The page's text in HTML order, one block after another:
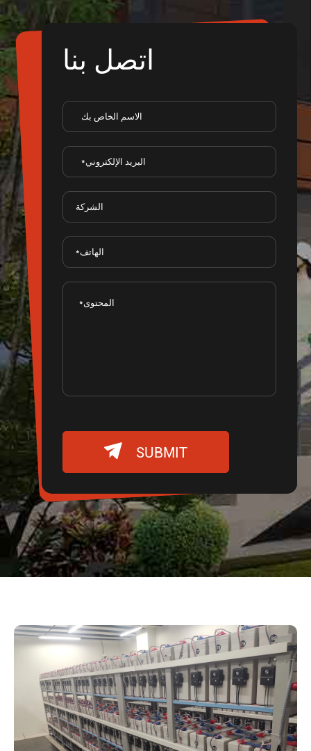
اتصل بنا
 SUBMIT